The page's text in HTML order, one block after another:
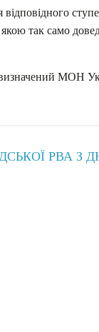
так само
МОН
РВА З